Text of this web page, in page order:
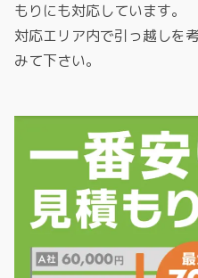
もりにも対応しています。
対応エリア内で引っ越しを
みて下さい。